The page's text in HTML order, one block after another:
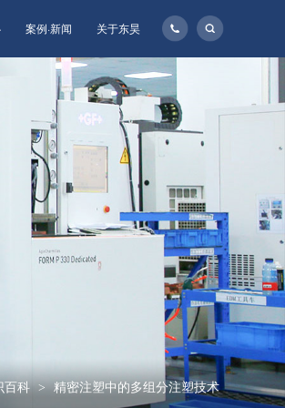
135-
8957
案例·新闻 关于东昊
百科 > 精密注塑中的多组分注塑技术